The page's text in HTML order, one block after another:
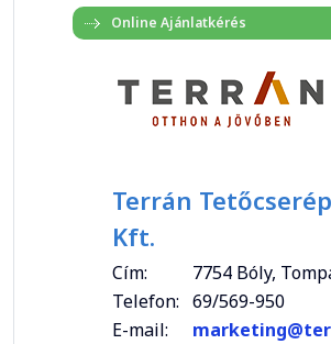
Terrán
Kft.
Cím:
7754 Bóly,
Telefon: 69/569-950
E-mail: